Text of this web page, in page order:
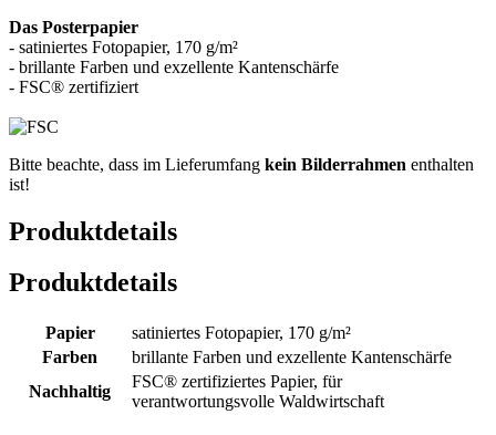
Das Posterpapier
- satiniertes Fotopapier, 170 g/m²
- brillante Farben und exzellente Kantenschärfe
- FSC® zertifiziert
Bitte beachte, dass im Lieferumfang kein Bilderrahmen enthalten
ist!
Produktdetails
Produktdetails
Papier
satiniertes Fotopapier, 170 g/m²
Farben
brillante Farben und exzellente Kantenschärfe
Nachhaltig
FSC® zertifiziertes Papier, für
verantwortungsvolle Waldwirtschaft